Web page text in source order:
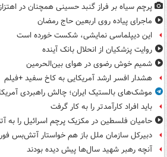
پرچم سیاه بر فراز گنبد حسینی همچنان در
ماجرای پیاده روی اربعین حاج رمضان
این دیپلماسی نمایشی، شکست خورده است
روایت پزشکیان از انحلال بانک آینده
شمیم خوش رضوی در هوای بین‌الحرمین
هشدار افسر ارشد آمریکایی به کاخ سفید +فیلم
موشک‌های بالستیک ایران؛ چالش راهبردی آمریکا
باید افراد کارآمدتر را به کار گرفت
حامیان فلسطین در مکزیک پرچم اسرائیل را به
دبیرکل سازمان ملل باز هم خواستار آتش‌بس
آنچه رهبر شهید سال‌ها پیش دیده بودند